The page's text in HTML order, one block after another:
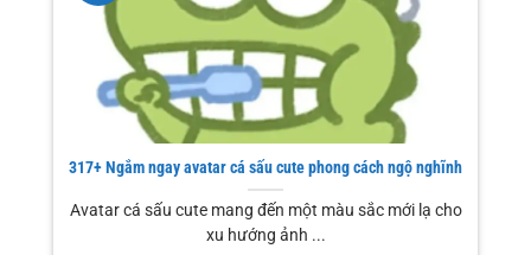
317+ Ngắm ngay avatar cá sấu cute phong cách ngộ nghĩnh
Avatar cá sấu cute mang đến một màu sắc mới lạ cho
xu hướng ảnh ...